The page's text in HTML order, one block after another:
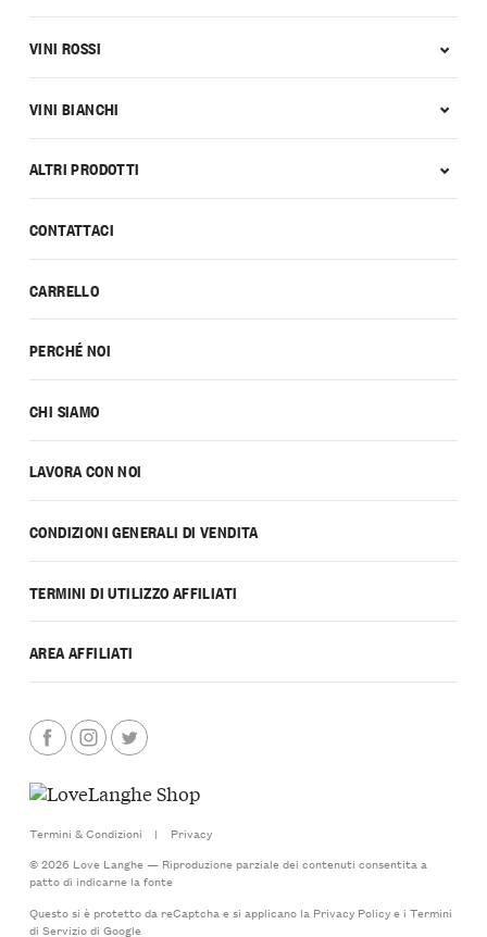
CONTATTACI
CARRELLO
PERCHÉ NOI
CHI SIAMO
LAVORA CON NOI
CONDIZIONI GENERALI DI VENDITA
TERMINI DI UTILIZZO AFFILIATI
AREA AFFILIATI
VINI ROSSI
VINI BIANCHI
ALTRI PRODOTTI
Termini & Condizioni |
Privacy
© 2026 Love Langhe — Riproduzione parziale dei contenuti consentita a
patto di indicarne la fonte
Questo si è protetto da reCaptcha e si applicano la Privacy Policye i Termini
di Serviziodi Google